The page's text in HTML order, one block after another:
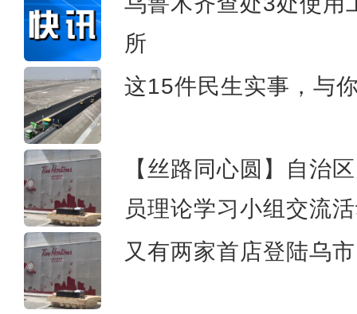
所
这15件民生实事，与
【丝路同心圆】自治
员理论学习小组交流
又有两家首店登陆乌
沙雅县全面推广电子劳